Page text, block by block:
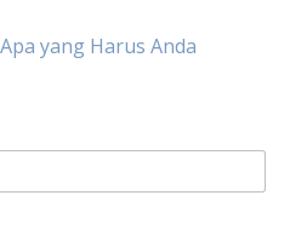
yang Harus Anda